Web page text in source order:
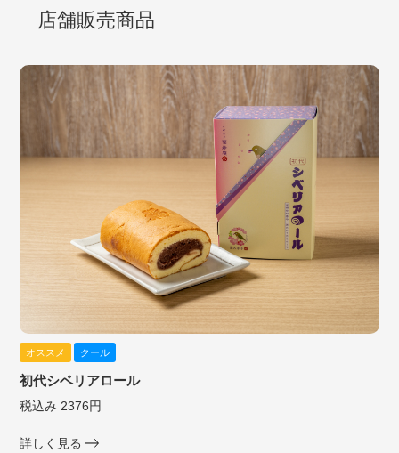
店舗販売商品
オススメ クール
初代シベリアロール
税込み 2376円
詳しく見る